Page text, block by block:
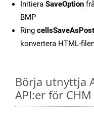
Initiera SaveOption
BMP
Ring
konvertera HTML-
Börja utnyttja
API:er för